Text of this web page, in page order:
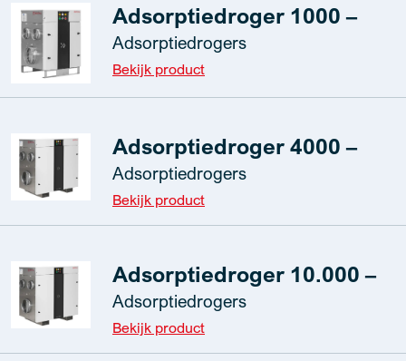
Adsorptiedroger 1000 –
Adsorptiedrogers
Bekijk product
Adsorptiedroger 4000 –
Adsorptiedrogers
Bekijk product
Adsorptiedroger 10.000 –
Adsorptiedrogers
Bekijk product